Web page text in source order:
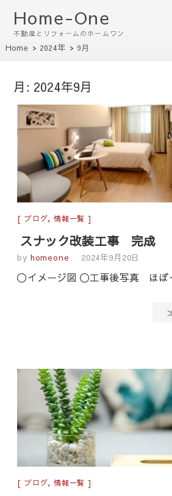
Home-One
不動産とリフォームのホームワン
Home 2024年 9月
月: 2024年9月
ブログ,情報一覧
スナック改装工事 完成
by homeone 2024年9月20日
〇イメージ図 〇工事後写真 ほ
ブログ,情報一覧